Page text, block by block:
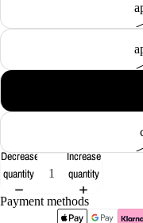
Decrease
quantity
Increase
quantity
Payment methods